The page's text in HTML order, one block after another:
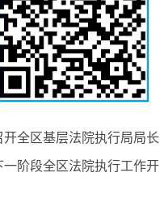
全区基层法院执行局局长
阶段全区法院执行工作开